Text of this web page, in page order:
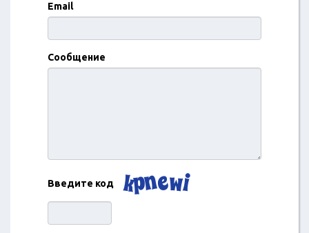
Email
Сообщение
Введите код